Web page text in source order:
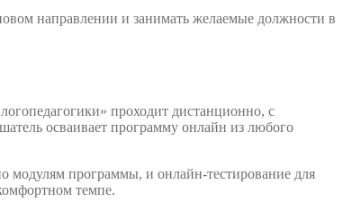
направлении и занимать желаемые должности в
проходит дистанционно, с
осваивает программу онлайн из любого
модулям программы, и онлайн-тестирование для
темпе.